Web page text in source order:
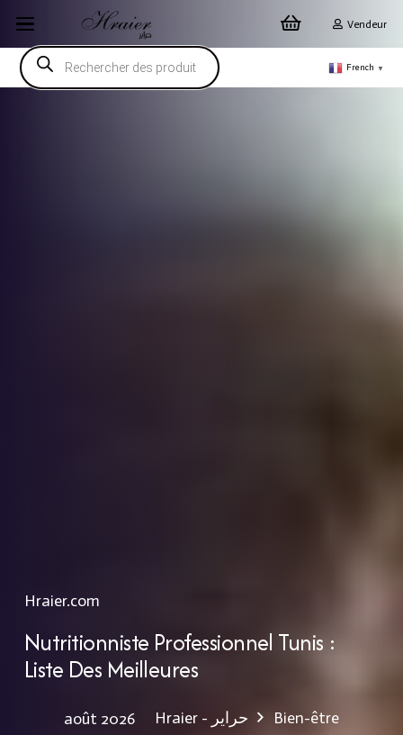
Vendeur
Recherche
de
produits
French ▼
Hraier.com
Nutritionniste Professionnel Tunis :
Liste Des Meilleures
août 2026 Hraier - حراير Bien-être